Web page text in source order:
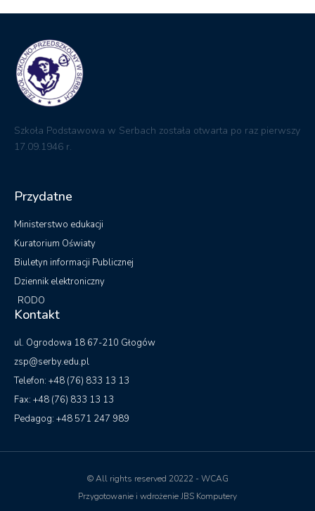
Szkoła Podstawowa w Serbach została otwarta po raz pierwszy
17.09.1946 r.
Przydatne
Ministerstwo edukacji
Kuratorium Oświaty
Biuletyn informacji Publicznej
Dziennik elektroniczny
RODO
Kontakt
ul. Ogrodowa 18 67-210 Głogów
zsp@serby.edu.pl
Telefon: +48 (76) 833 13 13
Fax: +48 (76) 833 13 13
Pedagog: +48 571 247 989
© All rights reserved 20222 - WCAG
Przygotowanie i wdrożenie JBS Komputery